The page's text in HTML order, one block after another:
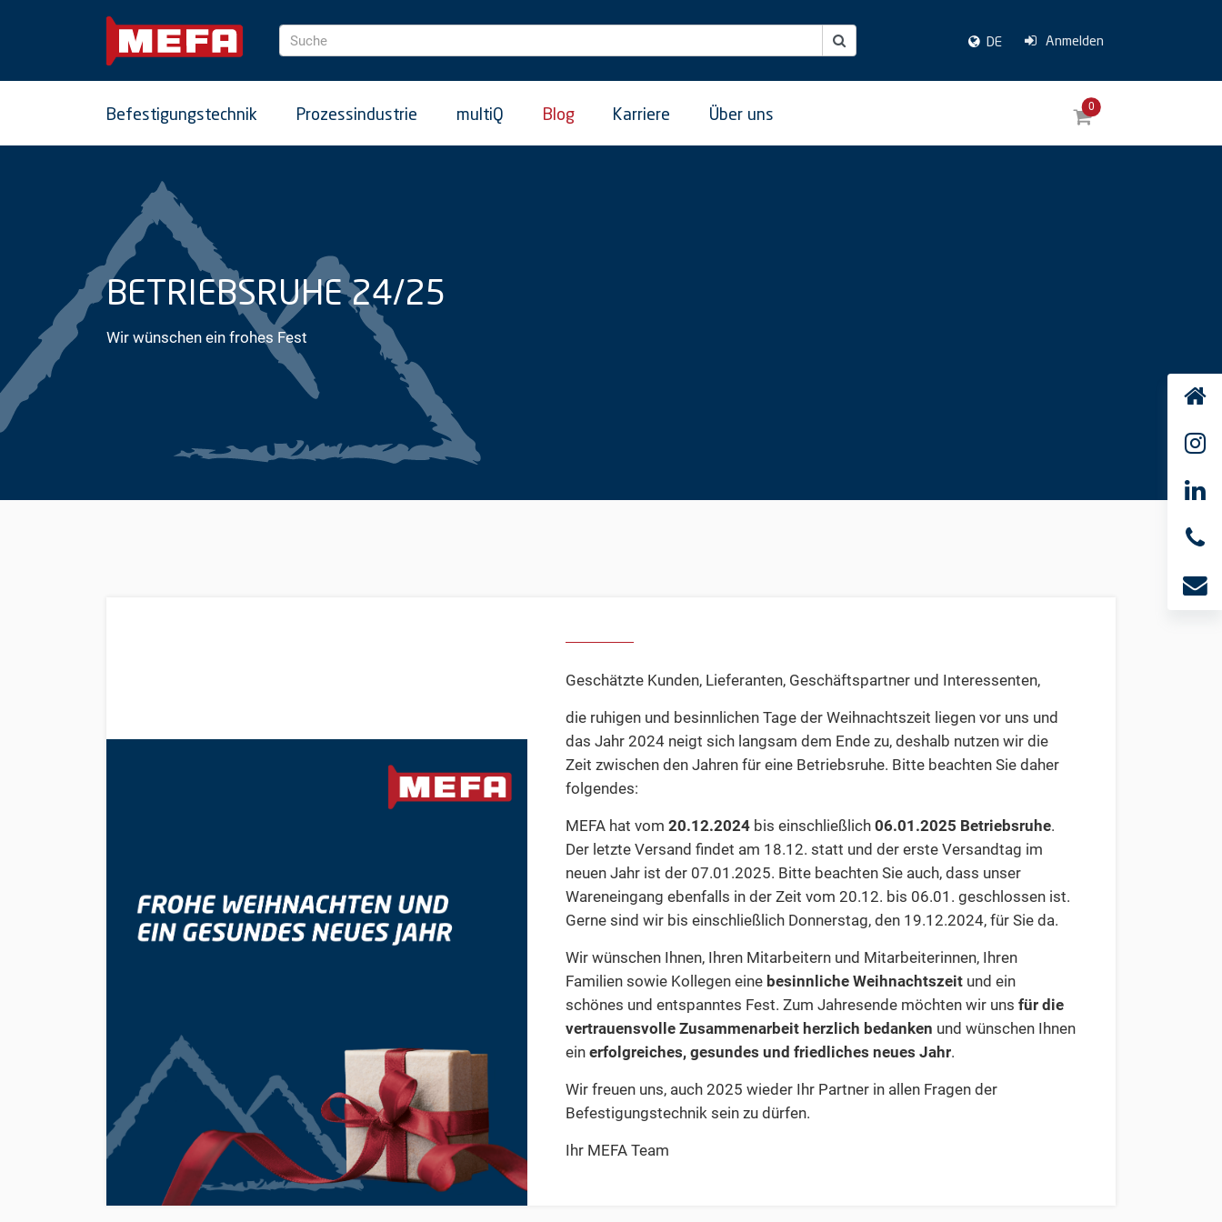
Suche DE Anmelden
0
Befestigungstechnik Prozessindustrie multiQ Blog Karriere Über uns
BETRIEBSRUHE 24/25
Wir wünschen ein frohes Fest
Geschätzte Kunden, Lieferanten, Geschäftspartner und Interessenten,
die ruhigen und besinnlichen Tage der Weihnachtszeit liegen vor uns und
das Jahr 2024 neigt sich langsam dem Ende zu, deshalb nutzen wir die
Zeit zwischen den Jahren für eine Betriebsruhe. Bitte beachten Sie daher
folgendes:
MEFA hat vom20.12.2024 bis einschließlich06.01.2025 Betriebsruhe.
Der letzte Versand findet am 18.12. statt und der erste Versandtag im
neuen Jahr ist der 07.01.2025. Bitte beachten Sie auch, dass unser
Wareneingang ebenfalls in der Zeit vom 20.12. bis 06.01. geschlossen ist.
Gerne sind wir bis einschließlich Donnerstag, den 19.12.2024, für Sie da.
Wir wünschen Ihnen, Ihren Mitarbeitern und Mitarbeiterinnen, Ihren
Familien sowie Kollegen eine besinnliche Weihnachtszeit und ein
schönes und entspanntes Fest. Zum Jahresende möchten wir unsfür die
vertrauensvolle Zusammenarbeit herzlich bedanken und wünschen Ihnen
einerfolgreiches, gesundes und friedliches neues Jahr.
Wir freuen uns, auch 2025 wieder Ihr Partner in allen Fragen der
Befestigungstechnik sein zu dürfen.
Ihr MEFA Team